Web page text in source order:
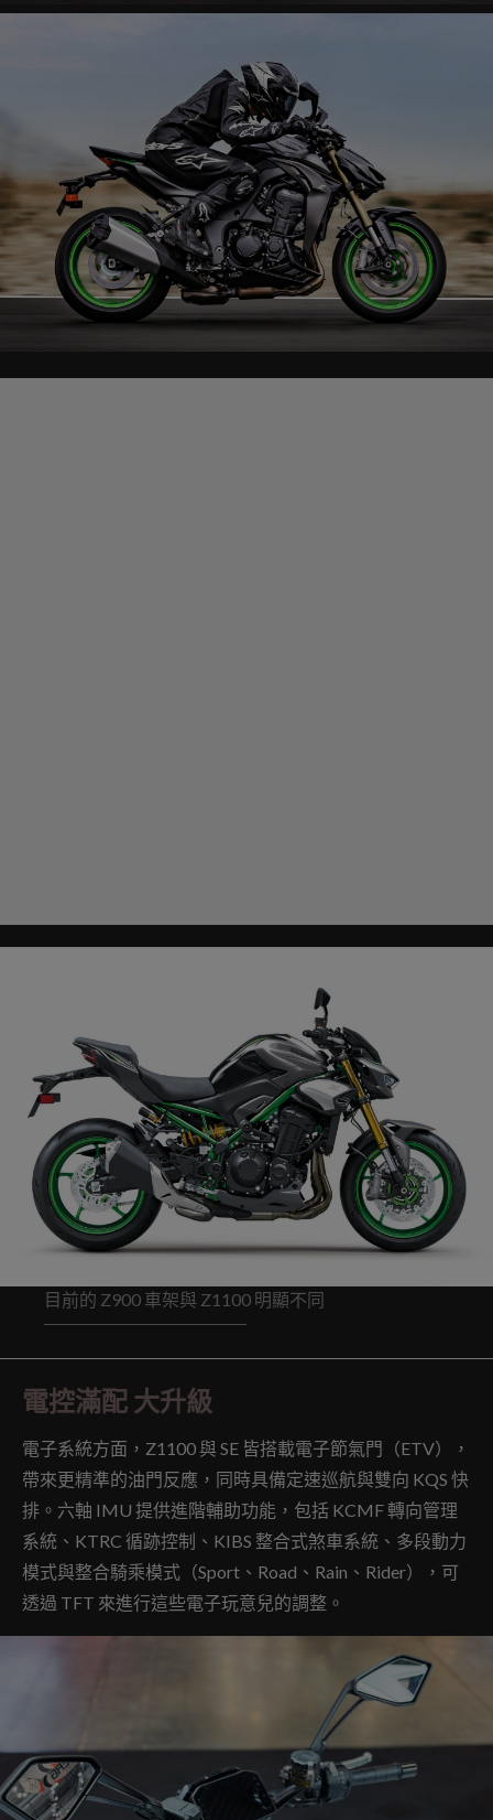
目前的 Z900 車架與 Z1100 明顯不同
電控滿配 大升級
電子系統方面，Z1100 與 SE 皆搭載電子節氣門（ETV），
帶來更精準的油門反應，同時具備定速巡航與雙向 KQS 快
排。六軸 IMU 提供進階輔助功能，包括 KCMF 轉向管理
系統、KTRC 循跡控制、KIBS 整合式煞車系統、多段動力
模式與整合騎乘模式（Sport、Road、Rain、Rider），可
透過 TFT 來進行這些電子玩意兒的調整。